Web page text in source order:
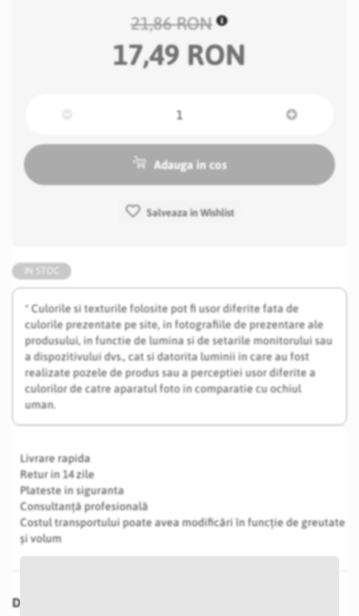
* Culorile si texturile folosite pot fi usor diferite fata de
culorile prezentate pe site, in fotografiile de prezentare ale
produsului, in functie de lumina si de setarile monitorului sau
a dispozitivului dvs., cat si datorita luminii in care au fost
realizate pozele de produs sau a perceptiei usor diferite a
culorilor de catre aparatul foto in comparatie cu ochiul
uman.
Livrare rapida
Retur in 14 zile
Plateste in siguranta
Consultanță profesională
Costul transportului poate avea modificări în funcție de greutate
și volum
Distribuie
21,86 RON
17,49 RON
Adauga in cos
Salveaza in Wishlist